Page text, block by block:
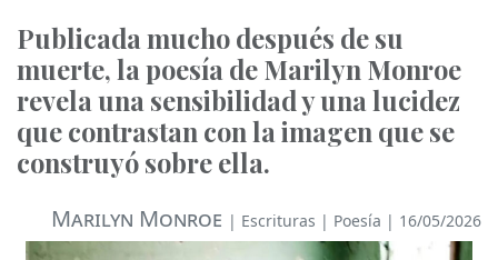
Publicada mucho después de su
muerte, la poesía de Marilyn Monroe
revela una sensibilidad y una lucidez
que contrastan con la imagen que se
construyó sobre ella.
Marilyn Monroe | Escrituras | Poesía | 16/05/2026